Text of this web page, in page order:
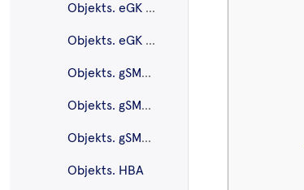
Objekts. eGK G2
Objekts. eGK G2.1
Objekts. gSMC-K
Objekts. gSMC-KT
Objekts. gSMC-KT G2.1
Objekts. HBA